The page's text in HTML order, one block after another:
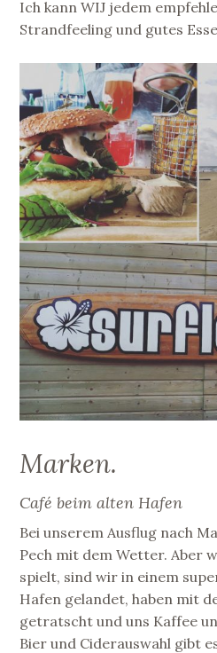
Ich kann WIJ jedem
Strandfeeling und gutes
Marken.
Café beim alten Hafen
Bei unserem Ausflug nach
Pech mit dem Wetter. Aber
spielt, sind wir in einem
Hafen gelandet, haben mit
getratscht und uns Kaffee
Bier und Ciderauswahl gibt